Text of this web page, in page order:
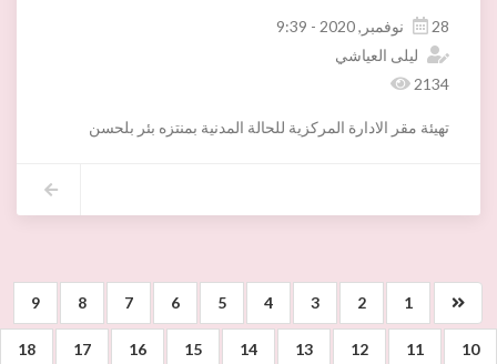
28 نوفمبر, 2020 - 9:39
ليلى العياشي
2134
تهيئة مقر الادارة المركزية للحالة المدنية بمنتزه بئر بلحسن
•قاعة استقبال.
•مركب صحي.
▪︎أشغال العزل بالنسبة للسطح.
1
2
3
4
5
6
7
8
9
10
11
12
13
14
15
16
17
18